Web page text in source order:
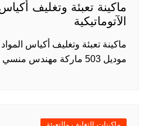
ماكينة تعبئة وتغليف
الآتوماتيكية
ماكينة تعبئة وتغليف أكياس المواد
موديل 503 ماركة مهندس منسي لحام من الظهر